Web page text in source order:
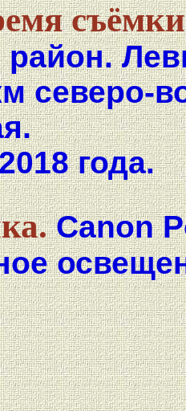
район.
северо-
года.
Canon